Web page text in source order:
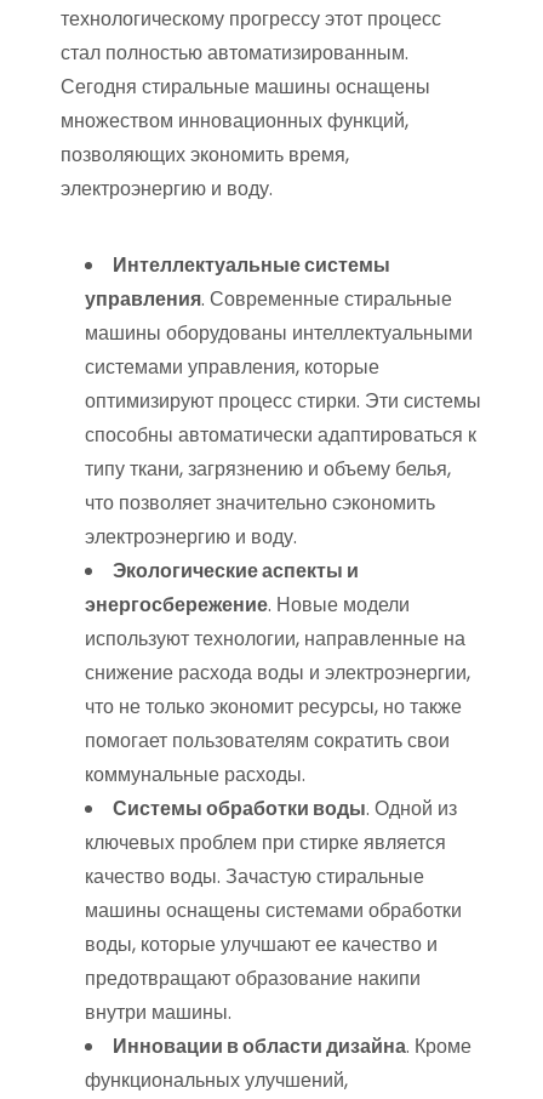
технологическому прогрессу этот процесс
стал полностью автоматизированным.
Сегодня стиральные машины оснащены
множеством инновационных функций,
позволяющих экономить время,
электроэнергию и воду.
Интеллектуальные системы
управления. Современные стиральные
машины оборудованы интеллектуальными
системами управления, которые
оптимизируют процесс стирки. Эти системы
способны автоматически адаптироваться к
типу ткани, загрязнению и объему белья,
что позволяет значительно сэкономить
электроэнергию и воду.
Экологические аспекты и
энергосбережение. Новые модели
используют технологии, направленные на
снижение расхода воды и электроэнергии,
что не только экономит ресурсы, но также
помогает пользователям сократить свои
коммунальные расходы.
Системы обработки воды. Одной из
ключевых проблем при стирке является
качество воды. Зачастую стиральные
машины оснащены системами обработки
воды, которые улучшают ее качество и
предотвращают образование накипи
внутри машины.
Инновации в области дизайна. Кроме
функциональных улучшений,